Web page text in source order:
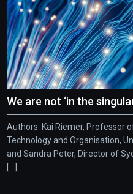
We are not ‘in the
Authors: Kai Riemer, Professor
Technology and Organisation,
and Sandra Peter, Director of
[...]